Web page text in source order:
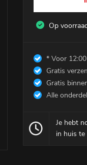
Op
* Voor
Gratis
Gratis
Alle
Je hebt
in huis te